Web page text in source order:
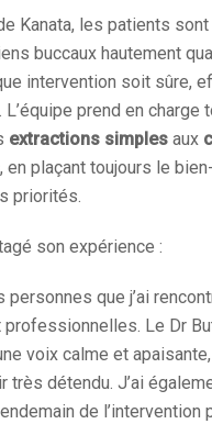
Kanata, les patients
buccaux hautement
intervention soit sûre,
prend en charge
extractions simples aux
, en plaçant toujours le
priorités.
son expérience :
personnes que j’ai
professionnelles. Le Dr
voix calme et
très détendu. J’ai
de l’intervention